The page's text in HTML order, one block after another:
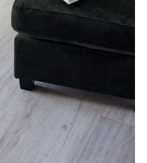
fra Årets Farge 2026!
GULV I AUGUST:
Soft Beige Parkett